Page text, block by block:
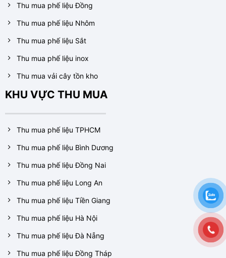
Thu mua phế liệu Đồng
Thu mua phế liệu Nhôm
Thu mua phế liệu Sắt
Thu mua phế liệu inox
Thu mua vải cây tồn kho
KHU VỰC THU MUA
Thu mua phế liệu TPHCM
Thu mua phế liệu Bình Dương
Thu mua phế liệu Đồng Nai
Thu mua phế liệu Long An
Thu mua phế liệu Tiền Giang
Thu mua phế liệu Hà Nội
Thu mua phế liệu Đà Nẵng
Thu mua phế liệu Đồng Tháp